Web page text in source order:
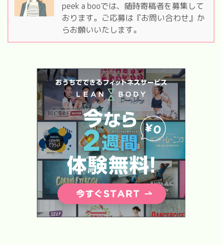
peek a booでは、随時寄稿者を募集して
おります。ご応募は『お問い合わせ』か
らお願いいたします。